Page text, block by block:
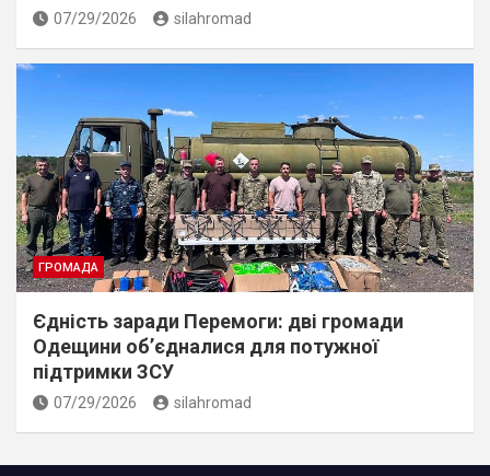
07/29/2026 silahromad
ГРОМАДА
Єдність заради Перемоги: дві громади
Одещини об’єдналися для потужної
підтримки ЗСУ
07/29/2026 silahromad